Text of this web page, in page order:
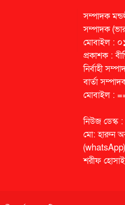
সম্পাদক
সম্পাদক
মোবাইল :
প্রকাশক :
নির্বাহী
বার্তা
মোবাইল :
নিউজ
মো: হারুন
(whatsApp)
শরীফ